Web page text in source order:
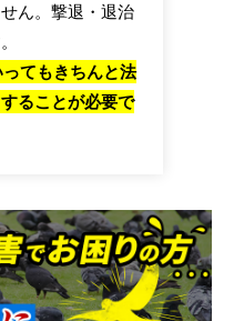
ん。撃退・退治
ってもきちんと法
ることが必要で